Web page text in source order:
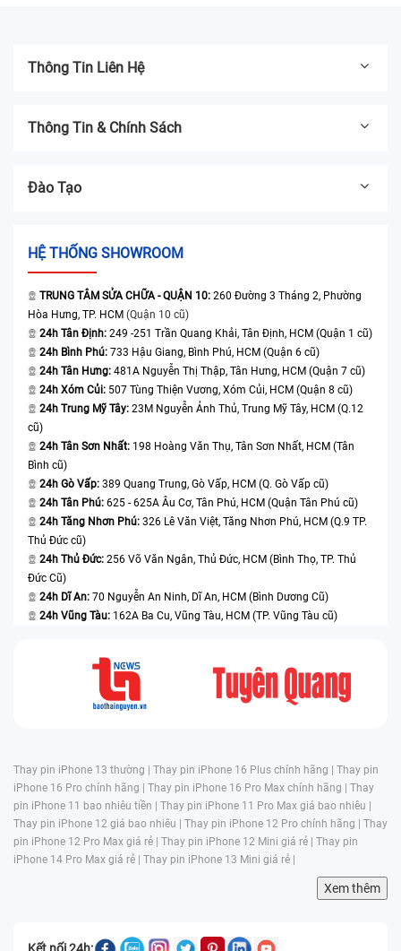
Thông Tin Liên Hệ
Thông Tin & Chính Sách
Đào Tạo
HỆ THỐNG SHOWROOM
TRUNG TÂM SỬA CHỮA - QUẬN 10: 260 Đường 3 Tháng 2, Phường
Hòa Hưng, TP. HCM (Quận 10 cũ)
24h Tân Định: 249 -251 Trần Quang Khải, Tân Định, HCM (Quận 1 cũ)
24h Bình Phú: 733 Hậu Giang, Bình Phú, HCM (Quận 6 cũ)
24h Tân Hưng: 481A Nguyễn Thị Thập, Tân Hưng, HCM (Quận 7 cũ)
24h Xóm Củi: 507 Tùng Thiện Vương, Xóm Củi, HCM (Quận 8 cũ)
24h Trung Mỹ Tây: 23M Nguyễn Ảnh Thủ, Trung Mỹ Tây, HCM (Q.12
cũ)
24h Tân Sơn Nhất: 198 Hoàng Văn Thụ, Tân Sơn Nhất, HCM (Tân
Bình cũ)
24h Gò Vấp: 389 Quang Trung, Gò Vấp, HCM (Q. Gò Vấp cũ)
24h Tân Phú: 625 - 625A Âu Cơ, Tân Phú, HCM (Quận Tân Phú cũ)
24h Tăng Nhơn Phú: 326 Lê Văn Việt, Tăng Nhơn Phú, HCM (Q.9 TP.
Thủ Đức cũ)
24h Thủ Đức: 256 Võ Văn Ngân, Thủ Đức, HCM (Bình Thọ, TP. Thủ
Đức Cũ)
24h Dĩ An: 70 Nguyễn An Ninh, Dĩ An, HCM (Bình Dương Cũ)
24h Vũng Tàu: 162A Ba Cu, Vũng Tàu, HCM (TP. Vũng Tàu cũ)
Thay pin iPhone 13 thường | Thay pin iPhone 16 Plus chính hãng | Thay pin
iPhone 16 Pro chính hãng | Thay pin iPhone 16 Pro Max chính hãng | Thay
pin iPhone 11 bao nhiêu tiền | Thay pin iPhone 11 Pro Max giá bao nhiêu |
Thay pin iPhone 12 giá bao nhiêu | Thay pin iPhone 12 Pro chính hãng | Thay
pin iPhone 12 Pro Max giá rẻ | Thay pin iPhone 12 Mini giá rẻ | Thay pin
iPhone 14 Pro Max giá rẻ | Thay pin iPhone 13 Mini giá rẻ |
Xem thêm